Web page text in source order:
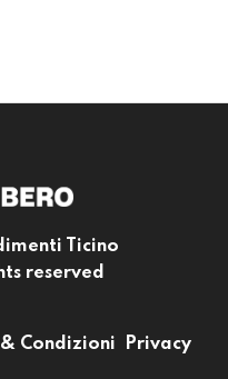
Ticino
reserved
& Condizioni Privacy